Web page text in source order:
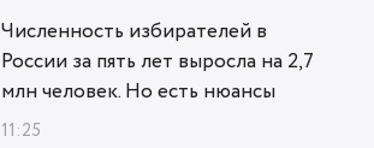
Численность избирателей в
России за пять лет выросла на 2,7
млн человек. Но есть нюансы
11:25